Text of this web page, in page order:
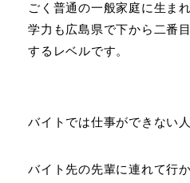
ごく普通の一般家庭に生まれ
学力も広島県で下から二番
するレベルです。
バイトでは仕事ができない
バイト先の先輩に連れて行